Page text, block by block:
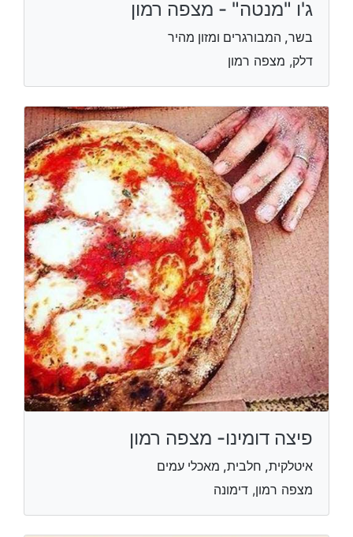
ג'ו "מנטה" - מצפה רמון
בשר, המבורגרים ומזון מהיר
דלק, מצפה רמון
פיצה דומינו- מצפה רמון
איטלקית, חלבית, מאכלי עמים
מצפה רמון, דימונה